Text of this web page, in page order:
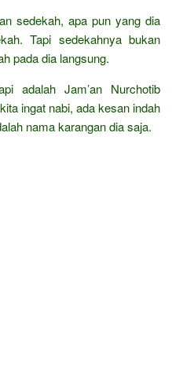
sedekah, apa pun yang dia
Tapi sedekahnya bukan
pada dia langsung.
adalah Jam’an Nurchotib
ingat nabi, ada kesan indah
nama karangan dia saja.